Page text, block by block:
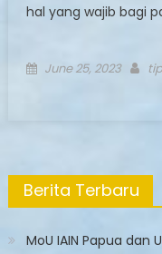
hal yang wajib bagi
Posted
June 25, 2023
Gelar
Workshop
RPS
Berita Terbaru
MoU IAIN Papua dan